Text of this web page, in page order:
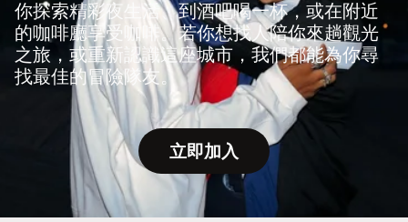
你探索精彩夜生活、到酒吧喝一杯，或在附近
的咖啡廳享受咖啡。若你想找人陪你來趟觀光
之旅，或重新認識這座城市，我們都能為你尋
找最佳的冒險隊友。
立即加入